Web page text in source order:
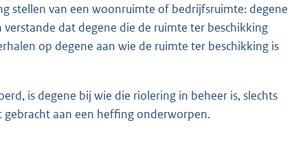
stellen van een woonruimte of bedrijfsruimte: degene
dat degene die de ruimte ter beschikking
op degene aan wie de ruimte ter beschikking is
is degene bij wie die riolering in beheer is, slechts
aan een heffing onderworpen.